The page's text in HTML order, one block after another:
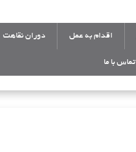
اقدام به عمل دوران نقاهت
تماس با ما